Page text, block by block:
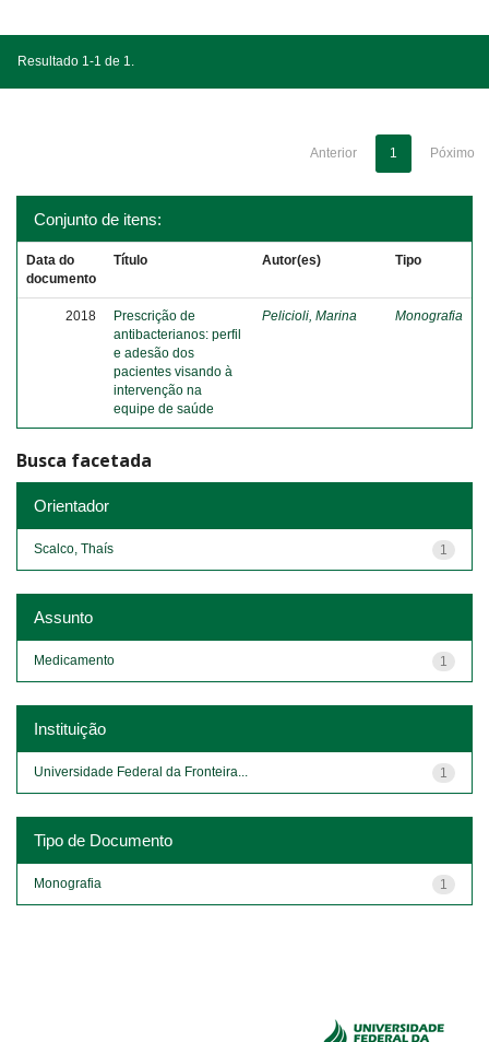
Resultado 1-1 de 1.
Anterior 1 Póximo
Conjunto de itens:
Data do
documento
Título Autor(es) Tipo
2018
Prescrição de
antibacterianos: perfil
e adesão dos
pacientes visando à
intervenção na
equipe de saúde
Pelicioli, Marina Monografia
Busca facetada
Orientador
1
Scalco, Thaís
Assunto
1
Medicamento
Instituição
1
Universidade Federal da Fronteira...
Tipo de Documento
1
Monografia